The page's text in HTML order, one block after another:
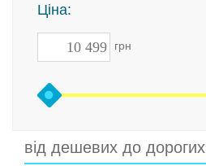
Ціна:
грн
від дешевих до дорогих